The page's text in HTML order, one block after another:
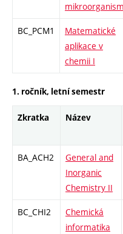
BC_PCM1
Matematické
aplikace v
chemii I
1. ročník, letní semestr
Zkratka Název
BA_ACH2
General and
Inorganic
Chemistry II
BC_CHI2
Chemická
informatika